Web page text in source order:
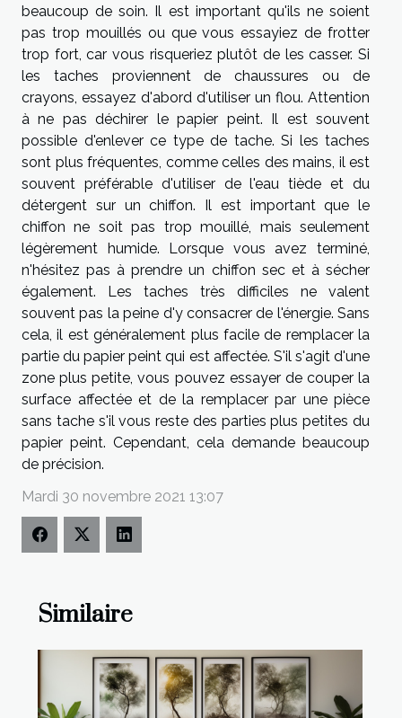
beaucoup de soin. Il est important qu'ils ne soient
pas trop mouillés ou que vous essayiez de frotter
trop fort, car vous risqueriez plutôt de les casser. Si
les taches proviennent de chaussures ou de
crayons, essayez d'abord d'utiliser un flou. Attention
à ne pas déchirer le papier peint. Il est souvent
possible d'enlever ce type de tache. Si les taches
sont plus fréquentes, comme celles des mains, il est
souvent préférable d'utiliser de l'eau tiède et du
détergent sur un chiffon. Il est important que le
chiffon ne soit pas trop mouillé, mais seulement
légèrement humide. Lorsque vous avez terminé,
n'hésitez pas à prendre un chiffon sec et à sécher
également. Les taches très difficiles ne valent
souvent pas la peine d'y consacrer de l'énergie. Sans
cela, il est généralement plus facile de remplacer la
partie du papier peint qui est affectée. S'il s'agit d'une
zone plus petite, vous pouvez essayer de couper la
surface affectée et de la remplacer par une pièce
sans tache s'il vous reste des parties plus petites du
papier peint. Cependant, cela demande beaucoup
de précision.
Mardi 30 novembre 2021 13:07
Similaire